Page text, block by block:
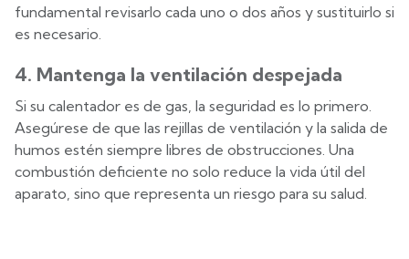
fundamental revisarlo cada uno o dos años y sustituirlo si
es necesario.
4. Mantenga la ventilación despejada
Si su calentador es de gas, la seguridad es lo primero.
Asegúrese de que las rejillas de ventilación y la salida de
humos estén siempre libres de obstrucciones. Una
combustión deficiente no solo reduce la vida útil del
aparato, sino que representa un riesgo para su salud.